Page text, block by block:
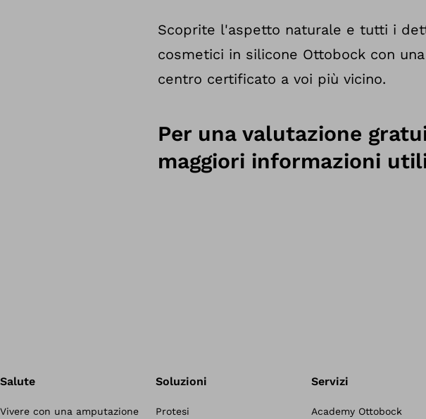
Scoprite l'aspetto naturale e tutti i
cosmetici in silicone Ottobock con
centro certificato a voi più vicino.
Per una valutazione
maggiori informazioni
Salute
Vivere con una amputazione
Soluzioni
Protesi
Servizi
Academy Ottobock